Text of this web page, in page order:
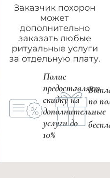
Заказчик похорон
может
дополнительно
заказать любые
ритуальные услуги
за отдельную плату.
Полис
предоставляет
скидку на
дополнительные
услуги до
10%
по
—